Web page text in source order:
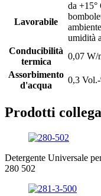
Lavorabile
da +15°
umidità
Conducibilità
termica
0,07 W/
Assorbimento
d'acqua
0,3
Prodotti
Detergente Universale
280 502